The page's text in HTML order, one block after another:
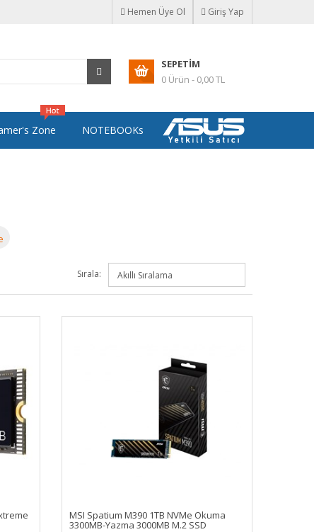
Hemen Üye Ol Giriş Yap
SEPETIM
0 Ürün - 0,00 TL
Zone NOTEBOOKs
Sırala:
MSI Spatium M390 1TB NVMe Okuma
3300MB-Yazma 3000MB M.2 SSD